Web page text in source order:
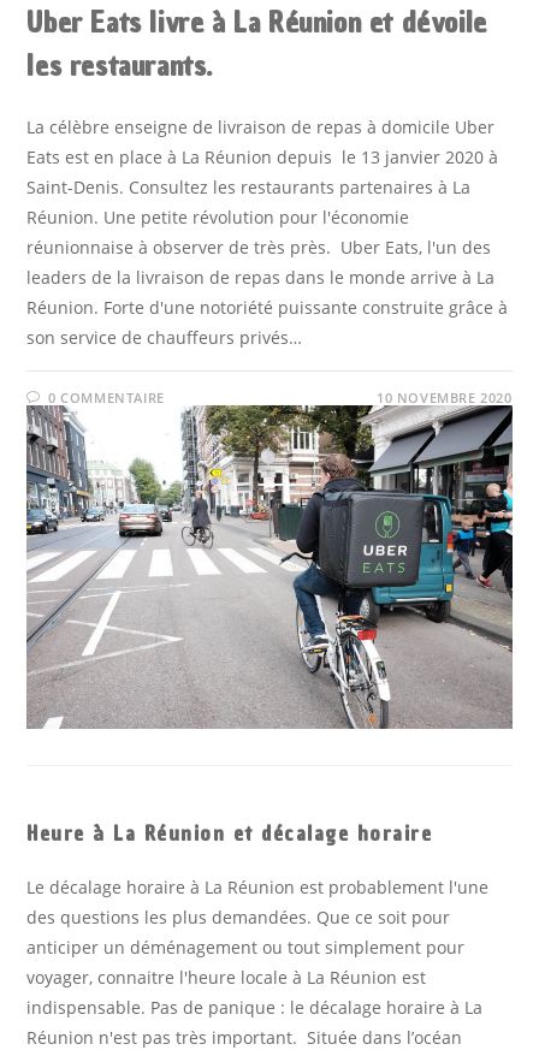
Uber Eats livre à La Réunion et dévoile
les restaurants.
La célèbre enseigne de livraison de repas à domicile Uber
Eats est en place à La Réunion depuis le 13 janvier 2020 à
Saint-Denis. Consultez les restaurants partenaires à La
Réunion. Une petite révolution pour l'économie
réunionnaise à observer de très près. Uber Eats, l'un des
leaders de la livraison de repas dans le monde arrive à La
Réunion. Forte d'une notoriété puissante construite grâce à
son service de chauffeurs privés…
0 COMMENTAIRE 10 NOVEMBRE 2020
Heure à La Réunion et décalage horaire
Le décalage horaire à La Réunion est probablement l'une
des questions les plus demandées. Que ce soit pour
anticiper un déménagement ou tout simplement pour
voyager, connaitre l'heure locale à La Réunion est
indispensable. Pas de panique : le décalage horaire à La
Réunion n'est pas très important. Située dans l’océan